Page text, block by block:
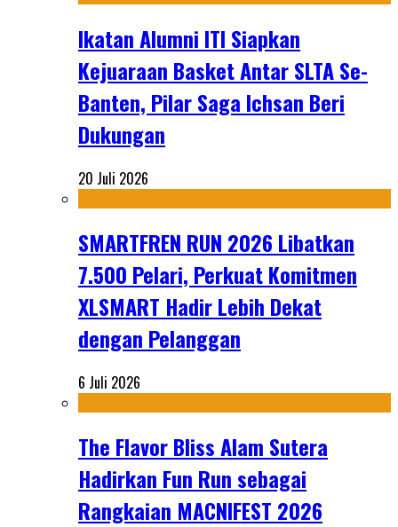
Ikatan Alumni ITI Siapkan
Kejuaraan Basket Antar SLTA Se-
Banten, Pilar Saga Ichsan Beri
Dukungan
20 Juli 2026
SMARTFREN RUN 2026 Libatkan
7.500 Pelari, Perkuat Komitmen
XLSMART Hadir Lebih Dekat
dengan Pelanggan
6 Juli 2026
The Flavor Bliss Alam Sutera
Hadirkan Fun Run sebagai
Rangkaian MACNIFEST 2026